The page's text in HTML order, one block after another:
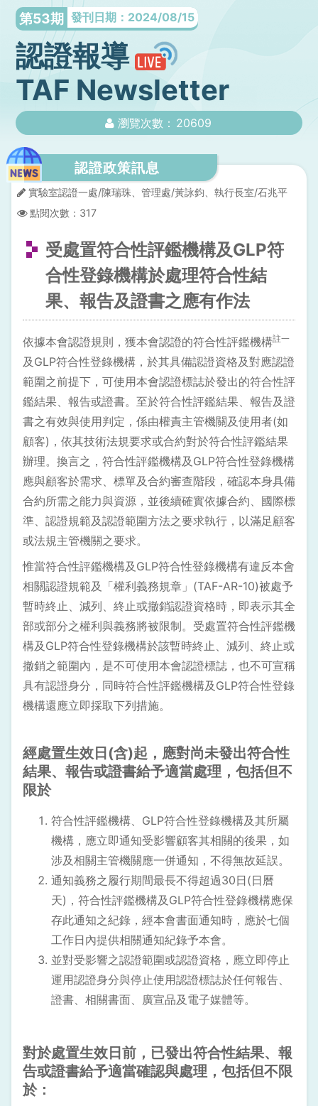
第53期 發刊日期：2024/08/15
認證報導
TAF Newsletter
瀏覽次數： 20609
實驗室認證一處/陳瑞珠、管理處/黃詠鈞、執行長室/石兆平
點閱次數： 317
認證政策訊息
受處置符合性評鑑機構及GLP符
合性登錄機構於處理符合性結
果、報告及證書之應有作法
依據本會認證規則，獲本會認證的符合性評鑑機構註一
及GLP符合性登錄機構，於其具備認證資格及對應認證
範圍之前提下，可使用本會認證標誌於發出的符合性評
鑑結果、報告或證書。至於符合性評鑑結果、報告及證
書之有效與使用判定，係由權責主管機關及使用者(如
顧客)，依其技術法規要求或合約對於符合性評鑑結果
辦理。換言之，符合性評鑑機構及GLP符合性登錄機構
應與顧客於需求、標單及合約審查階段，確認本身具備
合約所需之能力與資源，並後續確實依據合約、國際標
準、認證規範及認證範圍方法之要求執行，以滿足顧客
或法規主管機關之要求。
惟當符合性評鑑機構及GLP符合性登錄機構有違反本會
相關認證規範及「權利義務規章」(TAF-AR-10)被處予
暫時終止、減列、終止或撤銷認證資格時，即表示其全
部或部分之權利與義務將被限制。受處置符合性評鑑機
構及GLP符合性登錄機構於該暫時終止、減列、終止或
撤銷之範圍內，是不可使用本會認證標誌，也不可宣稱
具有認證身分，同時符合性評鑑機構及GLP符合性登錄
機構還應立即採取下列措施。
經處置生效日(含)起，應對尚未發出符合性
結果、報告或證書給予適當處理，包括但不
限於
符合性評鑑機構、GLP符合性登錄機構及其所屬
機構，應立即通知受影響顧客其相關的後果，如
涉及相關主管機關應一併通知，不得無故延誤。
通知義務之履行期間最長不得超過30日(日曆
天)，符合性評鑑機構及GLP符合性登錄機構應保
存此通知之紀錄，經本會書面通知時，應於七個
工作日內提供相關通知紀錄予本會。
並對受影響之認證範圍或認證資格，應立即停止
運用認證身分與停止使用認證標誌於任何報告、
證書、相關書面、廣宣品及電子媒體等。
對於處置生效日前，已發出符合性結果、報
告或證書給予適當確認與處理，包括但不限
於：